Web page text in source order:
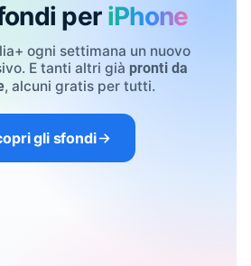
per iPhone
ogni settimana un nuovo
E tanti altri già pronti da
, alcuni gratis per tutti.
gli sfondi